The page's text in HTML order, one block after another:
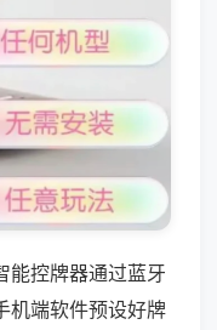
能控牌器通过蓝牙
机端软件预设好牌